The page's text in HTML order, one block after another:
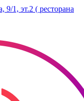
9/1, эт.2 ( ресторана